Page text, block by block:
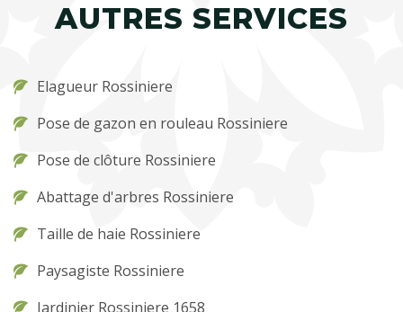
AUTRES SERVICES
Elagueur Rossiniere
Pose de gazon en rouleau Rossiniere
Pose de clôture Rossiniere
Abattage d'arbres Rossiniere
Taille de haie Rossiniere
Paysagiste Rossiniere
Jardinier Rossiniere 1658